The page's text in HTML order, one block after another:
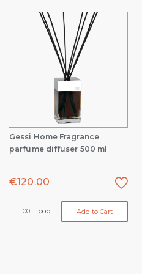
Gessi Home Fragrance
parfume diffuser 500 ml
€120.00
cop Add to Cart